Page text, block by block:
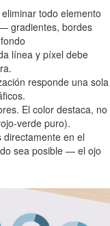
todo elemento
gradientes, bordes
línea y píxel debe
responde una sola
El color destaca, no
verde puro).
directamente en el
sea posible — el ojo